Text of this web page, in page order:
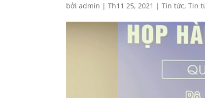
bởiadmin |Th11 25, 2021 |Tin tức,Tin